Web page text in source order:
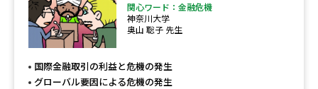
デジタルパンフレット 進路の３択
新学年スタート号特集ページ
（高3生用）
（高2生用）
関心ワード：金融危機
神奈川大学
奥山 聡子 先生
国際金融取引の利益と危機の発生
グローバル要因による危機の発生